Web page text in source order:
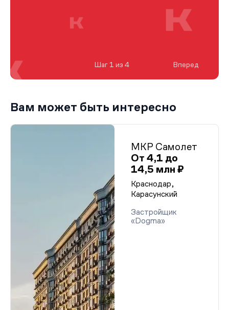
Шаг 1 из 4 Вперед
Вам может быть интересно
МКР Самолет
От 4,1 до
14,5 млн ₽
Краснодар,
Карасунский
Застройщик
«Dogma»